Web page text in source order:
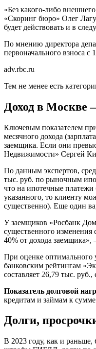
«Без какого-либо
«Скоринг бюро» Олег
будет действовать и в
По мнению директора
первоначального взноса
adv.rbc.ru
Тем не менее есть
Доход в Москве
Ключевым показателем
месячного дохода
заемщика. Если они
Недвижимости» Сергей
По данным экспертов,
тыс. руб. по рыночным
что на ипотечные платежи
указанного, то клиенту
существенно). Еще один
У заемщиков «Росбанк
существенного
40% от дохода
При оценке оптимального
банковским рейтингам
составляет 26,79 тыс.
Показатель долговой
кредитам и займам к
Долги,
В 2023 году, как и